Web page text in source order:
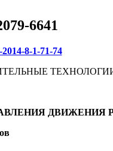
6641
8-1-71-74
ДВИЖЕНИЯ